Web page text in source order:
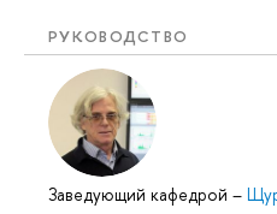
РУКОВОДСТВО
Заведующий кафедрой –